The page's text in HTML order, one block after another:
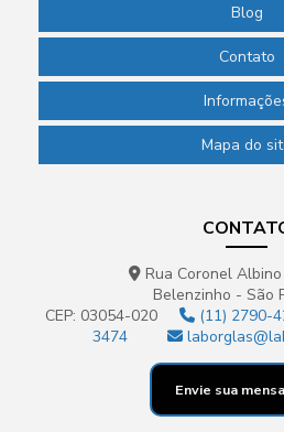
Blog
Contato
Mapa do
Rua Coronel Albino
Belenzinho - São
CEP: 03054-020
(11) 2790-
3474
Envie sua